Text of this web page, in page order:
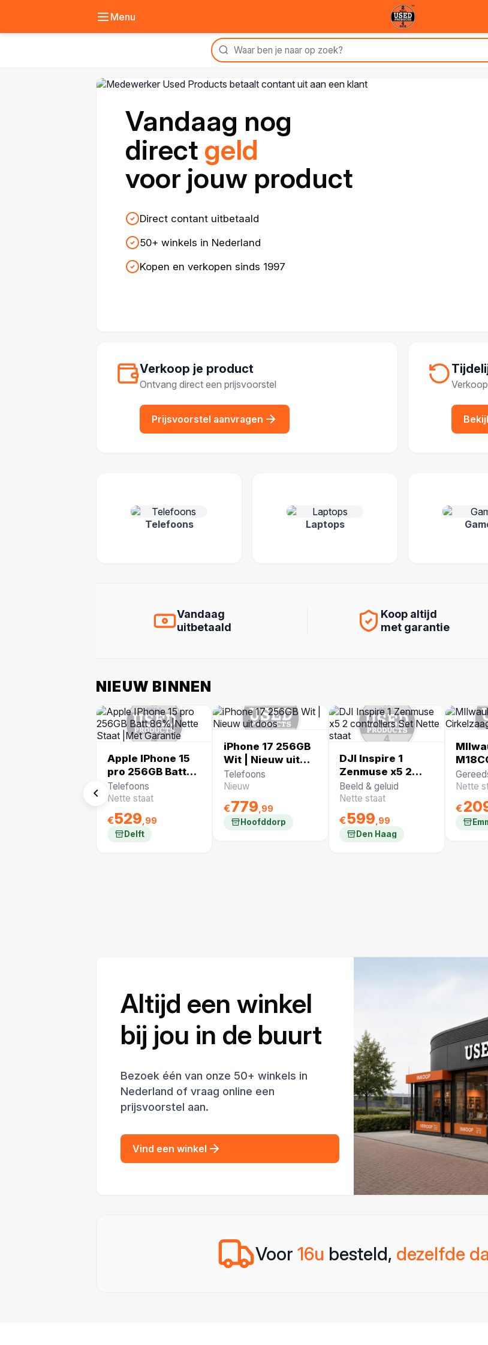
Menu
Vandaag nog
direct geld
voor jouw product
Direct contant uitbetaald
50+ winkels in Nederland
Kopen en verkopen sinds 1997
Verkoop je product
Ontvang direct een prijsvoorstel
Prijsvoorstel aanvragen
Telefoons Laptops
Vandaag
uitbetaald
Koop altijd
met garantie
NIEUW BINNEN
Apple IPhone 15
pro 256GB Batt
86%|Nette Staat
|Met Garantie
Telefoons
Nette staat
€529 ,99
Delft
iPhone 17 256GB
Wit | Nieuw uit
doos
Telefoons
Nieuw
€779 ,99
Hoofddorp
DJI Inspire 1
Zenmuse x5 2
controllers Set
Nette staat
Beeld & geluid
Nette staat
€599 ,99
Den Haag
ZGAN
Nette
€
Altijd een winkel
bij jou in de buurt
Bezoek één van onze 50+ winkels in
Nederland of vraag online een
prijsvoorstel aan.
Vind een winkel
Voor 16u besteld, dezelfde